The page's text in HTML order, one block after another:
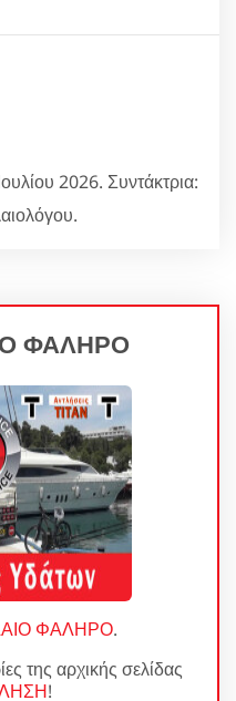
2026. Συντάκτρια:
ΦΑΛΗΡΟ
ΦΑΛΗΡΟ.
της αρχικής σελίδας
!